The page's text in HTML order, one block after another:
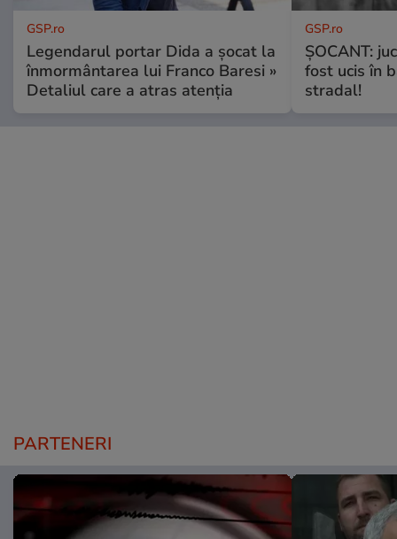
GSP.ro
Legendarul portar Dida a șocat la
înmormântarea lui Franco Baresi »
Detaliul care a atras atenția
GSP.ro
ȘOCANT:
fost ucis în
stradal!
PARTENERI